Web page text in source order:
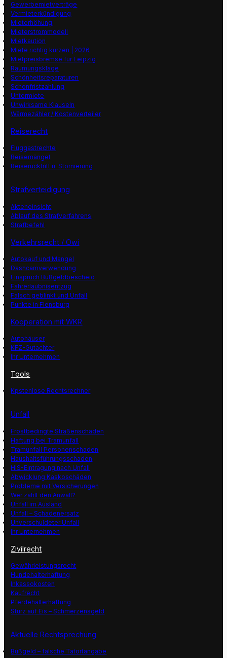
Gewerbemietverträge
Vermieterkündigung
Mieterhöhung
Mieterstrommodell
Mietkaution
Miete richtig kürzen | 2026
Mietpreisbremse für Leipzig
Räumungsklage
Schönheitsreparaturen
Schonfristzahlung
Untermiete
Unwirksame Klauseln
Wärmezähler / Kostenverteiler
Reiserecht
Fluggastrechte
Reisemängel
Reiserücktritt u. Stornierung
Strafverteidigung
Akteneinsicht
Ablauf des Strafverfahrens
Strafbefehl
Verkehrsrecht / Owi
Autokauf und Mangel
Dashcamverwendung
Einspruch Bußgeldbescheid
Fahrerlaubnisentzug
Falsch geblinkt und Unfall
Punkte in Flensburg
Kooperation mit WKR
Autohäuser
KFZ-Gutachter
Ihr Unternehmen
Tools
Kpstenlose Rechtsrechner
Unfall
Frostbedingte Straßenschäden
Haftung bei Tramunfall
Tramunfall Personenschaden
Haushaltsführungsschaden
HIS-Eintragung nach Unfall
Abwicklung Kaskoschäden
Probleme mit Versicherungen
Wer zahlt den Anwalt?
Unfall im Ausland
Unfall – Schadenersatz
Unverschuldeter Unfall
Ihr Unternehmen
Zivilrecht
Gewährleistungsrecht
Hundehalterhaftung
Inkassokosten
Kaufrecht
Pferdehalterhaftung
Sturz auf Eis – Schmerzensgeld
Aktuelle Rechtsprechung
Bußgeld – falsche Tatortangabe